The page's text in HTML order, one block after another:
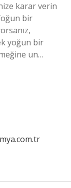
karar verin
bir
yoğun bir
un…